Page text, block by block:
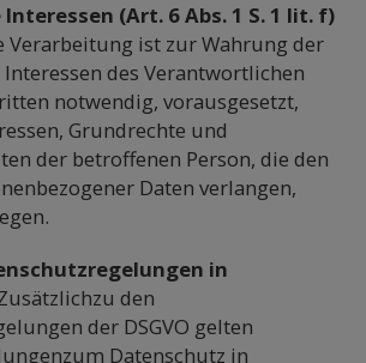
(Art. 6 Abs. 1 S. 1 lit. f)
Verarbeitung ist zur Wahrung der
des Verantwortlichen
notwendig, vorausgesetzt,
Grundrechte und
der betroffenen Person, die den
Daten verlangen,
in
den
der DSGVO gelten
Datenschutz in